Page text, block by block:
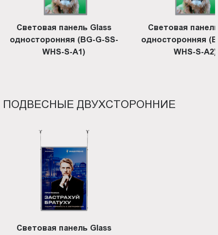
Световая панель Glass
односторонняя (BG-G-SS-
WHS-S-A1)
Световая
односторонняя
WHS-S-A2)
ПОДВЕСНЫЕ ДВУХСТОРОННИЕ
Световая панель Glass